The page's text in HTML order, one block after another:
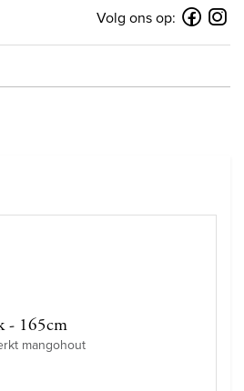
Volg ons op:
- 165cm
mangohout